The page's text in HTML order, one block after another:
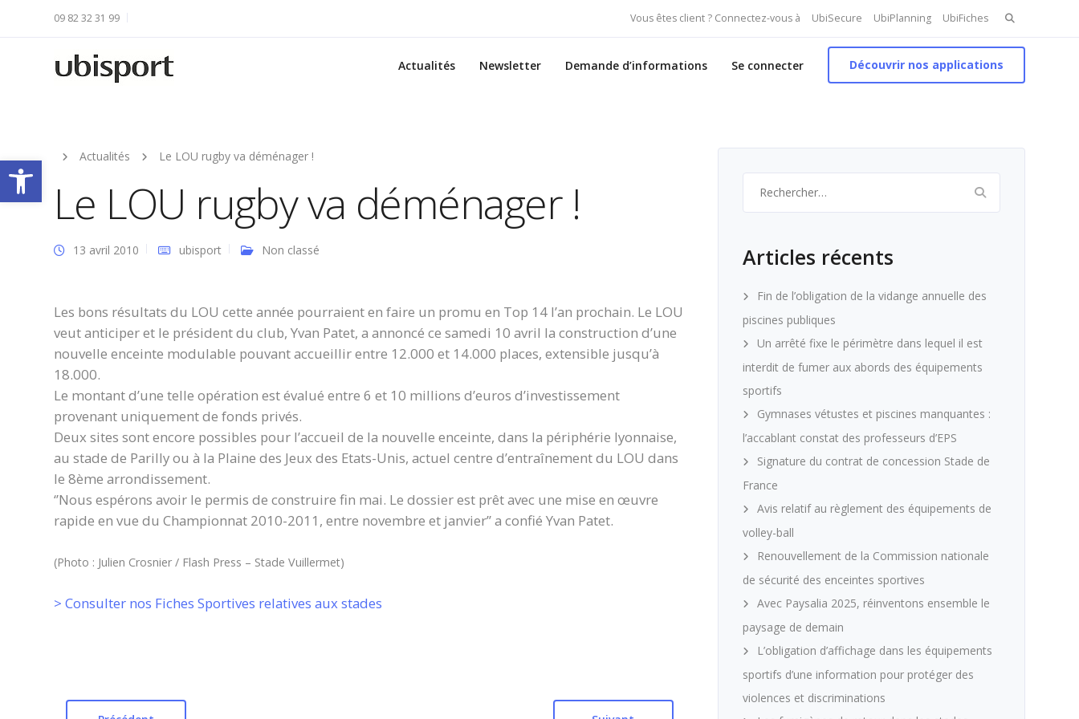
Ouvrir la barre d’outils
Vous êtes client ? Connectez-vous à UbiSecure UbiPlanning UbiFiches Search
for:
09 82 32 31 99
Actualités Newsletter Demande d’informations Se connecter Découvrir nos applications
Actualités Le LOU rugby va déménager !
Le LOU rugby va déménager !
13 avril 2010 ubisport Non classé
Les bons résultats du LOU cette année pourraient en faire un promu en Top 14 l’an prochain. Le LOU
veut anticiper et le président du club, Yvan Patet, a annoncé ce samedi 10 avril la construction d’une
nouvelle enceinte modulable pouvant accueillir entre 12.000 et 14.000 places, extensible jusqu’à
18.000.
Le montant d’une telle opération est évalué entre 6 et 10 millions d’euros d’investissement
provenant uniquement de fonds privés.
Deux sites sont encore possibles pour l’accueil de la nouvelle enceinte, dans la périphérie lyonnaise,
au stade de Parilly ou à la Plaine des Jeux des Etats-Unis, actuel centre d’entraînement du LOU dans
le 8ème arrondissement.
‘’Nous espérons avoir le permis de construire fin mai. Le dossier est prêt avec une mise en œuvre
rapide en vue du Championnat 2010-2011, entre novembre et janvier’’ a confié Yvan Patet.
(Photo : Julien Crosnier / Flash Press – Stade Vuillermet)
> Consulter nos Fiches Sportives relatives aux stades
Articles récents
Fin de l’obligation de la vidange annuelle des
piscines publiques
Un arrêté fixe le périmètre dans lequel il est
interdit de fumer aux abords des équipements
sportifs
Gymnases vétustes et piscines manquantes :
l’accablant constat des professeurs d’EPS
Signature du contrat de concession Stade de
France
Avis relatif au règlement des équipements de
volley-ball
Renouvellement de la Commission nationale
de sécurité des enceintes sportives
Avec Paysalia 2025, réinventons ensemble le
paysage de demain
L’obligation d’affichage dans les équipements
sportifs d’une information pour protéger des
violences et discriminations